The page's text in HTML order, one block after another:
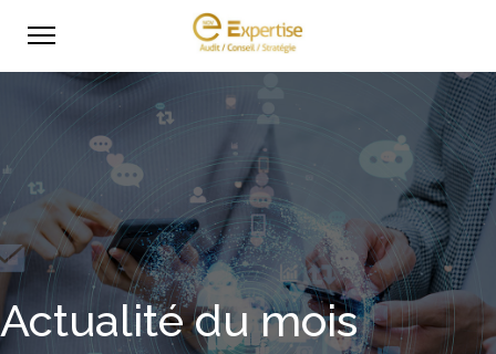
Actualité du mois